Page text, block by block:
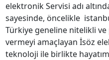
elektronik Servisi adı
sayesinde, öncelikle
Türkiye geneline nitelikli
vermeyi amaçlayan İsöz
teknoloji ile birlikte